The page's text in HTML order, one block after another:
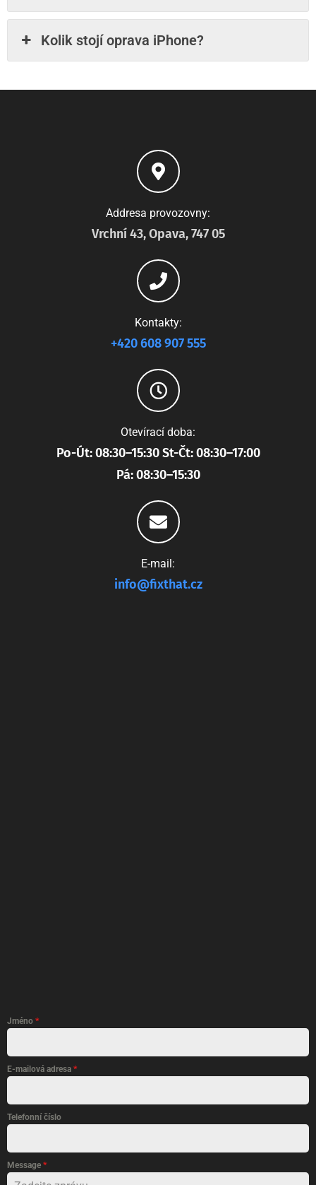
Kolik stojí oprava iPhone?
Addresa provozovny:
Vrchní 43, Opava, 747 05
Kontakty:
+420 608 907 555
Otevírací doba:
Po-Út: 08:30–15:30 St-Čt: 08:30–17:00
Pá: 08:30–15:30
E-mail:
info@fixthat.cz
Jméno *
E-mailová adresa *
Telefonní číslo
Message *